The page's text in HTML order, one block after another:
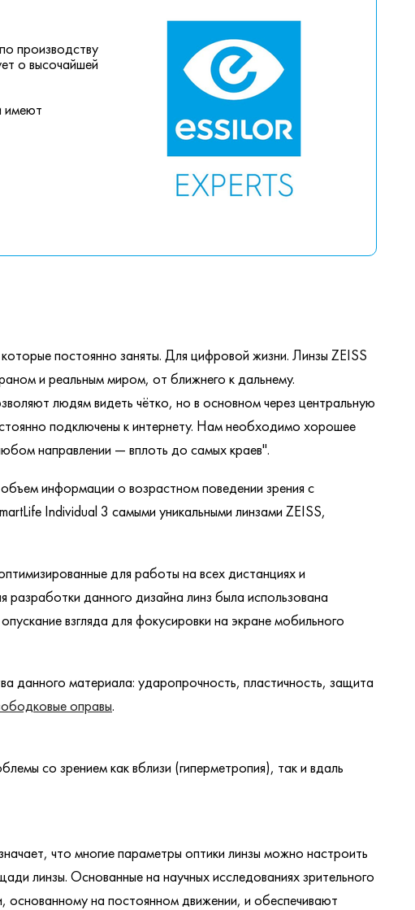
производству
о высочайшей
имеют
постоянно заняты. Для цифровой жизни. Линзы ZEISS
и реальным миром, от ближнего к дальнему.
людям видеть чётко, но в основном через центральную
подключены к интернету. Нам необходимо хорошее
направлении — вплоть до самых краев".
информации о возрастном поведении зрения с
Individual 3 самыми уникальными линзами ZEISS,
для работы на всех дистанциях и
данного дизайна линз была использована
взгляда для фокусировки на экране мобильного
данного материала: ударопрочность, пластичность, защита
оправы.
со зрением как вблизи (гиперметропия), так и вдаль
что многие параметры оптики линзы можно настроить
линзы. Основанные на научных исследованиях зрительного
основанному на постоянном движении, и обеспечивают